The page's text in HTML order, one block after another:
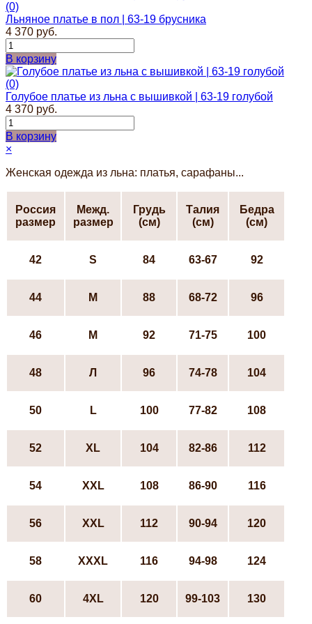
(0)
Льняное платье в пол | 63-19 брусника
4 370 руб.
В корзину
(0)
Голубое платье из льна с вышивкой | 63-19 голубой
4 370 руб.
В корзину
×
Женская одежда из льна: платья, сарафаны...
Россия
размер
Межд.
размер
Грудь
(см)
Талия
(см)
Бедра
(см)
42 S 84 63-67 92
44 М 88 68-72 96
46 М 92 71-75 100
48 Л 96 74-78 104
50 L 100 77-82 108
52 ХL 104 82-86 112
54 XXL 108 86-90 116
56 XXL 112 90-94 120
58 XXXL 116 94-98 124
60 4XL 120 99-103 130